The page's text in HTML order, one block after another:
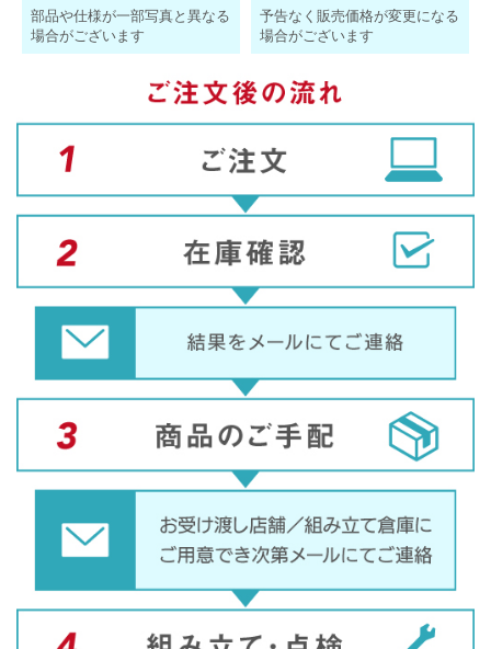
部品や仕様が一部写真と異なる
場合がございます
予告なく販売価格が変更になる
場合がございます